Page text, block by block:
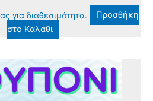
για διαθεσιμότητα.
Προσθήκη
στο Καλάθι